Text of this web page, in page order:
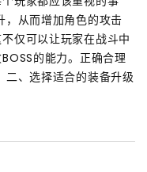
，从而增加角色的攻击
仅可以让玩家在战斗中
的能力。正确合理
、选择适合的装备升级